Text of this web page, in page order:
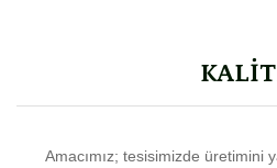
Amacımız; tesisimizde üretimini